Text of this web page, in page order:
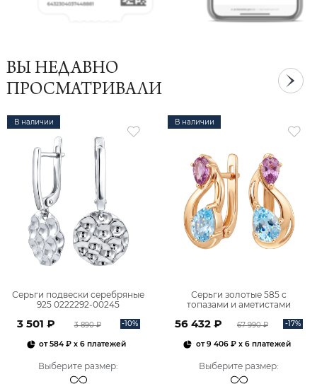
ВЫ НЕДАВНО
ПРОСМАТРИВАЛИ
В наличии
Серьги подвески серебряные
925 0222292-00245
3 501 ₽ 3 890 ₽ -10%
от584 ₽ x 6 платежей
Выберите размер:
В наличии
Серьги золотые 585 с
топазами и аметистами
56 432 ₽ 67 990 ₽ -17%
от9 406 ₽x 6 платежей
Выберите размер: